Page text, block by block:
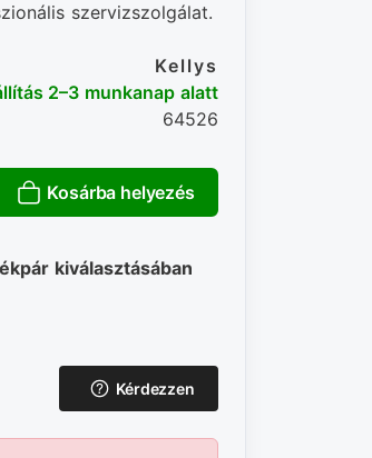
szervizszolgálat.
Kellys
2–3 munkanap alatt
64526
Kosárba helyezés
kiválasztásában
Kérdezzen